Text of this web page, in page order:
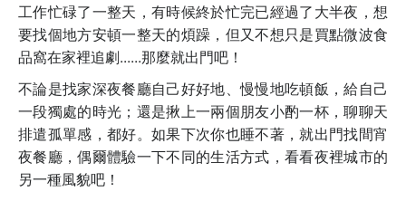
工作忙碌了一整天，有時候終於忙完已經過了大半夜，想
要找個地方安頓一整天的煩躁，但又不想只是買點微波食
品窩在家裡追劇......那麼就出門吧！
不論是找家深夜餐廳自己好好地、慢慢地吃頓飯，給自己
一段獨處的時光；還是揪上一兩個朋友小酌一杯，聊聊天
排遣孤單感，都好。 如果下次你也睡不著，就出門找間宵
夜餐廳，偶爾體驗一下不同的生活方式，看看夜裡城市的
另一種風貌吧！